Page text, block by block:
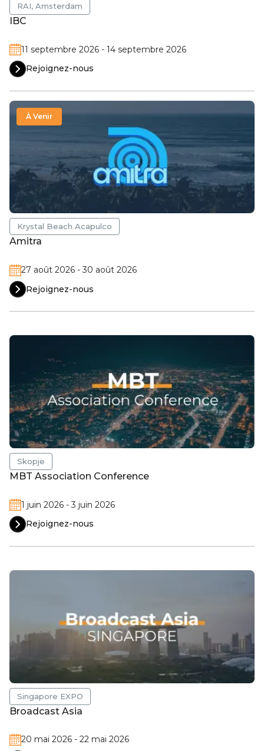
RAI, Amsterdam
IBC
11 septembre 2026 - 14 septembre 2026
Rejoignez-nous
À Venir
Krystal Beach Acapulco
Amitra
27 août 2026 - 30 août 2026
Rejoignez-nous
Skopje
MBT Association Conference
1 juin 2026 - 3 juin 2026
Rejoignez-nous
Singapore EXPO
Broadcast Asia
20 mai 2026 - 22 mai 2026